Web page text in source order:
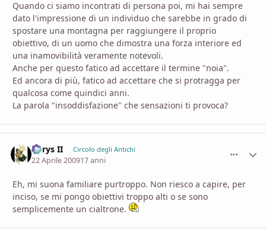
Quando ci siamo incontrati di persona poi, mi hai sempre
dato l'impressione di un individuo che sarebbe in grado di
spostare una montagna per raggiungere il proprio
obiettivo, di un uomo che dimostra una forza interiore ed
una inamovibilità veramente notevoli.
Anche per questo fatico ad accettare il termine "noia".
Ed ancora di più, fatico ad accettare che si protragga per
qualcosa come quindici anni.
La parola "insoddisfazione" che sensazioni ti provoca?
Aerys II Circolo degli Antichi
22 Aprile 200917 anni
Eh, mi suona familiare purtroppo. Non riesco a capire, per
inciso, se mi pongo obiettivi troppo alti o se sono
semplicemente un cialtrone.